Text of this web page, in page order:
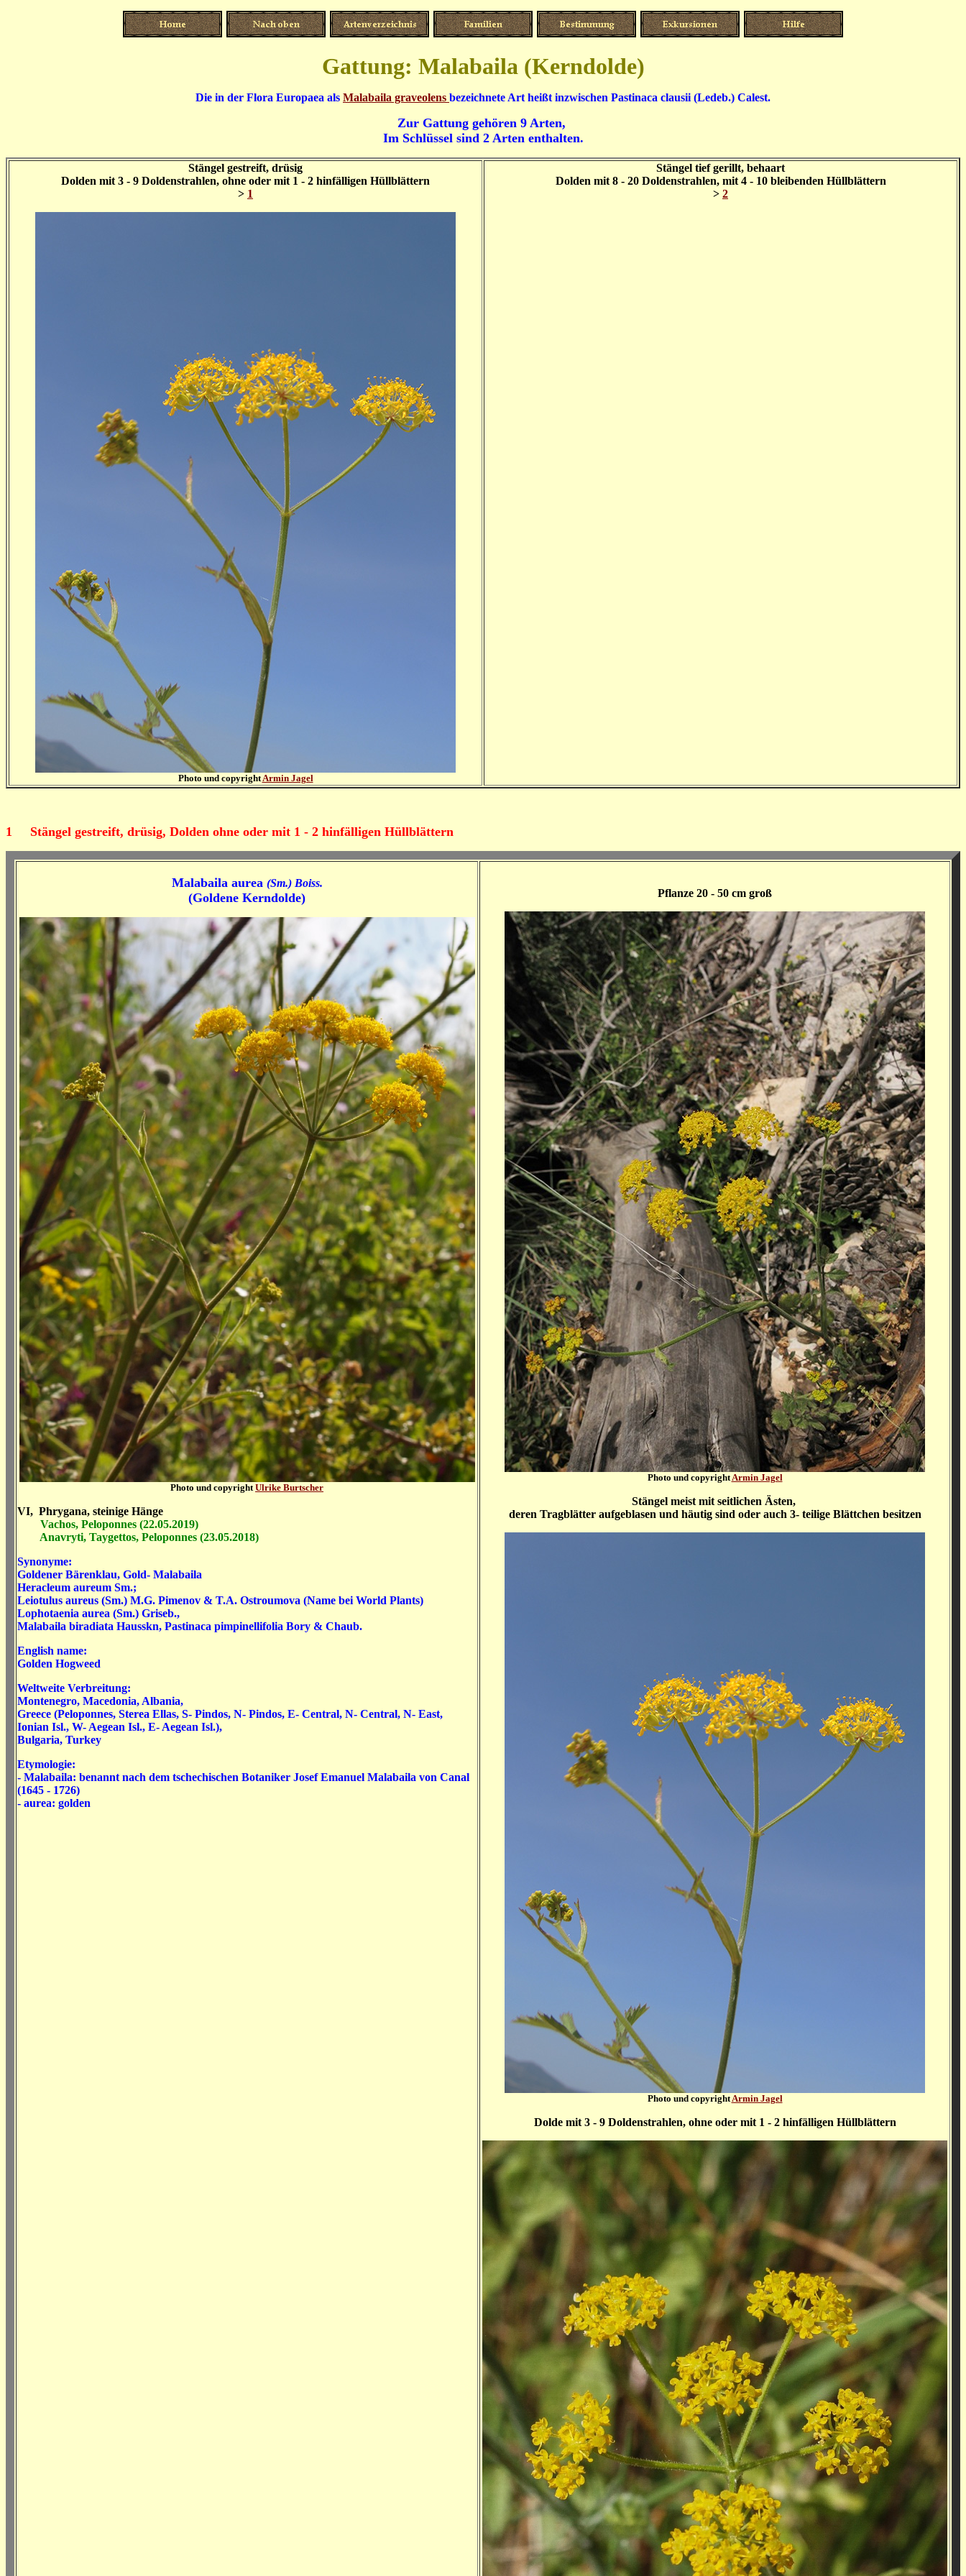
Gattung: Malabaila (Kerndolde)
Die in der Flora Europaea als Malabaila graveolens bezeichnete Art heißt inzwischen Pastinaca clausii (Ledeb.) Calest.
Zur Gattung gehören 9 Arten,
Im Schlüssel sind 2 Arten enthalten.
Stängel gestreift, drüsig
Dolden mit 3 - 9 Doldenstrahlen, ohne oder mit 1 - 2 hinfälligen Hüllblättern
> 1
Photo und copyrightArmin Jagel
Stängel tief gerillt, behaart
Dolden mit 8 - 20 Doldenstrahlen, mit 4 - 10 bleibenden Hüllblättern
> 2
1 Stängel gestreift, drüsig, Dolden ohne oder mit 1 - 2 hinfälligen Hüllblättern
Malabaila aurea (Sm.) Boiss.
(Goldene Kerndolde)
Photo und copyrightUlrike Burtscher
VI, Phrygana, steinige Hänge
Vachos, Peloponnes (22.05.2019)
Anavryti, Taygettos, Peloponnes (23.05.2018)
Synonyme:
Goldener Bärenklau, Gold- Malabaila
Heracleum aureum Sm.;
Leiotulus aureus (Sm.) M.G. Pimenov & T.A. Ostroumova (Name bei World Plants)
Lophotaenia aurea (Sm.) Griseb.,
Malabaila biradiata Hausskn, Pastinaca pimpinellifolia Bory & Chaub.
English name:
Golden Hogweed
Weltweite Verbreitung:
Montenegro, Macedonia, Albania,
Greece (Peloponnes, Sterea Ellas, S- Pindos, N- Pindos, E- Central, N- Central, N- East,
Ionian Isl., W- Aegean Isl., E- Aegean Isl.),
Bulgaria, Turkey
Etymologie:
- Malabaila: benannt nach dem tschechischen Botaniker Josef Emanuel Malabaila von Canal
(1645 - 1726)
- aurea: golden
Pflanze 20 - 50 cm groß
Photo und copyrightArmin Jagel
Stängel meist mit seitlichen Ästen,
deren Tragblätter aufgeblasen und häutig sind oder auch 3- teilige Blättchen besitzen
Photo und copyrightArmin Jagel
Dolde mit 3 - 9 Doldenstrahlen, ohne oder mit 1 - 2 hinfälligen Hüllblättern